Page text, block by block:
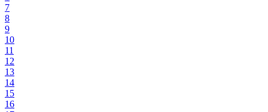
7
8
9
10
11
12
13
14
15
16